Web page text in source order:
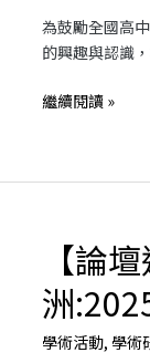
陸
輝
授
演
為鼓勵全國高
的興趣與認識
球
脈
世
繼續閱讀 »
【論
洲
學術活動, 學術
【論
通
知】
踏